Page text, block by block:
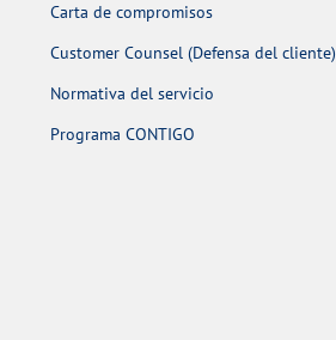
Carta de compromisos
Customer Counsel (Defensa del cliente)
Normativa del servicio
Programa CONTIGO